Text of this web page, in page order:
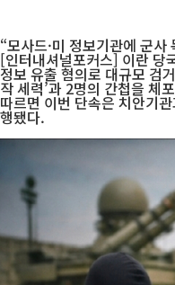
“모사드·미 정보기관에 군
[인터내셔널포커스] 이란 당
정보 유출 혐의로 대규모 검
작 세력’과 2명의 간첩을 체
따르면 이번 단속은 치안기
행됐다.